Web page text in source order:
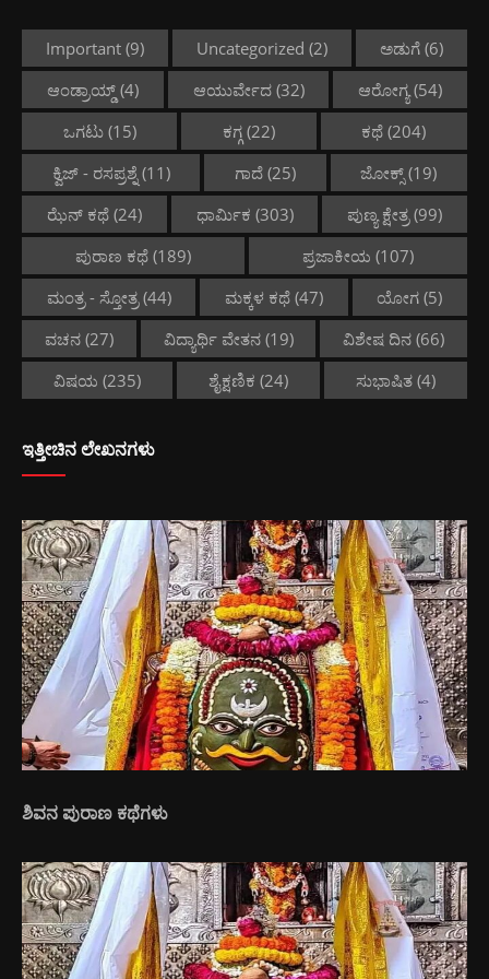
Important (9) Uncategorized (2) ಅಡುಗೆ (6)
ಆಂಡ್ರಾಯ್ಡ್(4) ಆಯುರ್ವೇದ(32) ಆರೋಗ್ಯ (54)
ಒಗಟು(15) ಕಗ್ಗ(22) ಕಥೆ (204)
ಕ್ವಿಜ್ - ರಸಪ್ರಶ್ನೆ (11) ಗಾದೆ(25) ಜೋಕ್ಸ್ (19)
ಝೆನ್ ಕಥೆ(24) ಧಾರ್ಮಿಕ (303) ಪುಣ್ಯ ಕ್ಷೇತ್ರ(99)
ಪುರಾಣ ಕಥೆ (189) ಪ್ರಜಾಕೀಯ (107)
ಮಂತ್ರ - ಸ್ತೋತ್ರ(44) ಮಕ್ಕಳ ಕಥೆ(47) ಯೋಗ (5)
ವಚನ(27) ವಿದ್ಯಾರ್ಥಿ ವೇತನ(19) ವಿಶೇಷ ದಿನ (66)
ವಿಷಯ (235) ಶೈಕ್ಷಣಿಕ (24) ಸುಭಾಷಿತ (4)
ಇತ್ತೀಚಿನ ಲೇಖನಗಳು
ಶಿವನ ಪುರಾಣ ಕಥೆಗಳು